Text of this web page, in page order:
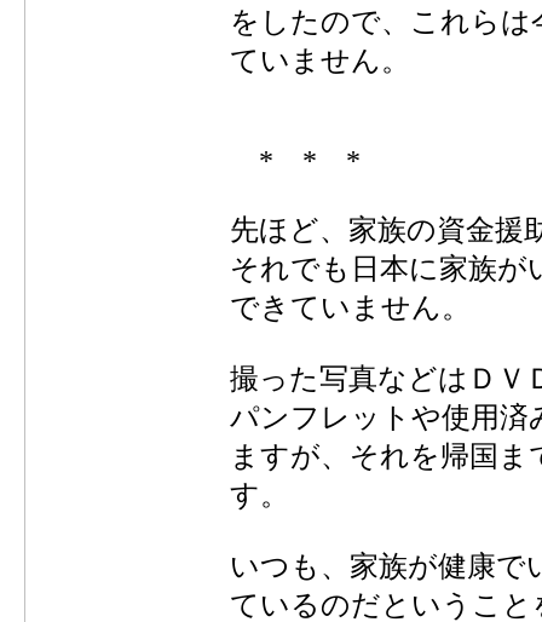
をしたので、これら
ていません。
* * *
先ほど、家族の資金援
それでも日本に家族
できていません。
撮った写真などはＤＶ
パンフレットや使用済
ますが、それを帰国
す。
いつも、家族が健康
ているのだというこ